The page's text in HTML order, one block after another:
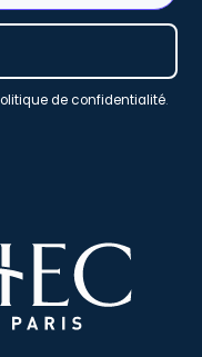
de confidentialité.